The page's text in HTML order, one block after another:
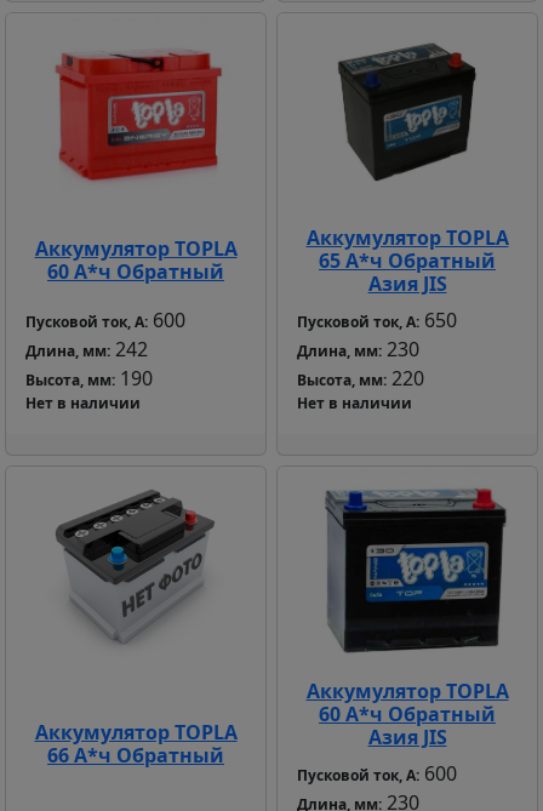
Аккумулятор TOPLA
60 А*ч Обратный
Пусковой ток, А: 600
Длина, мм: 242
Высота, мм: 190
Нет в наличии
Аккумулятор TOPLA
65 А*ч Обратный
Азия JIS
Пусковой ток, А: 650
Длина, мм: 230
Высота, мм: 220
Нет в наличии
Аккумулятор TOPLA
66 А*ч Обратный
Аккумулятор TOPLA
60 А*ч Обратный
Азия JIS
Пусковой ток, А: 600
Длина, мм: 230